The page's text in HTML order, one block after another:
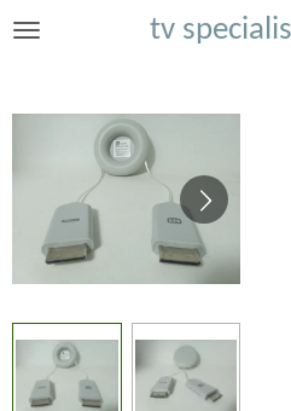
Ga
hoofdinhoud
tv